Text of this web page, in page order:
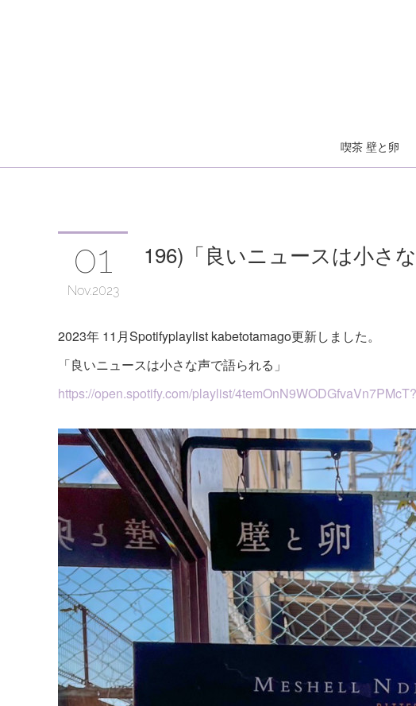
喫茶 壁と卵
01
Nov 2023
196)「良いニュースは小さ
2023年 11月Spotifyplaylist kabetotamago更新しました。
「良いニュースは小さな声で語られる」
https://open.spotify.com/playlist/